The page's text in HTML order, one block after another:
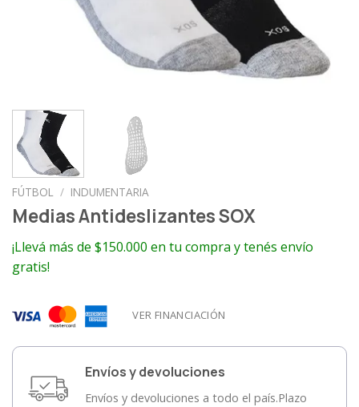
FÚTBOL / INDUMENTARIA
Medias Antideslizantes SOX
¡Llevá más de $150.000 en tu compra y tenés envío
gratis!
VER FINANCIACIÓN
Envíos y devoluciones
Envíos y devoluciones a todo el país.Plazo